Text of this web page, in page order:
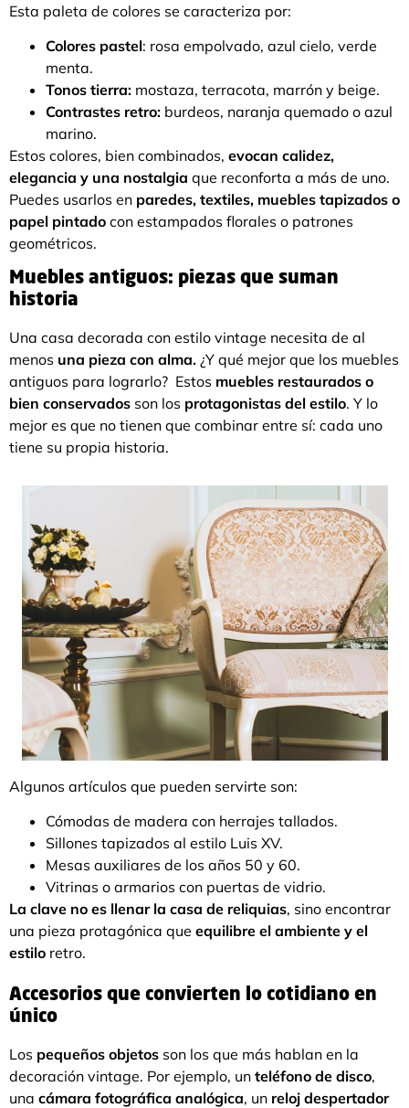
Esta paleta de colores se caracteriza por:
Colores pastel: rosa empolvado, azul cielo, verde
menta.
Tonos tierra: mostaza, terracota, marrón y beige.
Contrastes retro: burdeos, naranja quemado o azul
marino.
Estos colores, bien combinados, evocan calidez,
elegancia y una nostalgia que reconforta a más de uno.
Puedes usarlos en paredes, textiles, muebles tapizados o
papel pintado con estampados florales o patrones
geométricos.
Muebles antiguos: piezas que suman
historia
Una casa decorada con estilo vintage necesita de al
menos una pieza con alma. ¿Y qué mejor que los muebles
antiguos para lograrlo? Estos muebles restaurados o
bien conservados son los protagonistas del estilo. Y lo
mejor es que no tienen que combinar entre sí: cada uno
tiene su propia historia.
Algunos artículos que pueden servirte son:
Cómodas de madera con herrajes tallados.
Sillones tapizados al estilo Luis XV.
Mesas auxiliares de los años 50 y 60.
Vitrinas o armarios con puertas de vidrio.
La clave no es llenar la casa de reliquias, sino encontrar
una pieza protagónica que equilibre el ambiente y el
estilo retro.
Accesorios que convierten lo cotidiano en
único
Los pequeños objetos son los que más hablan en la
decoración vintage. Por ejemplo, un teléfono de disco,
una cámara fotográfica analógica, un reloj despertador